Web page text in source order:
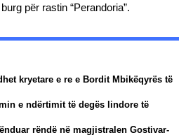
për rastin “Perandoria”.
kryetare e re e Bordit Mbikëqyrës të
e ndërtimit të degës lindore të
rëndë në magjistralen Gostivar-